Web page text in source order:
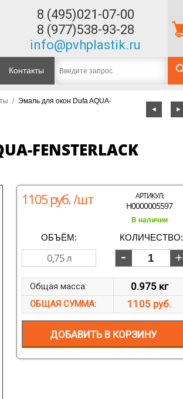
8 (495)021-07-00
8 (977)538-93-28
info@pvhplastik.ru
Контакты
/ Эмаль для окон Dufa AQUA-
◄ ►
FENSTERLACK
1105 руб./шт АРТИКУЛ:
Н0000005597
В наличии
ОБЪЁМ: КОЛИЧЕСТВО:
Общая масса: 0.975 кг
ОБЩАЯ СУММА: 1105 руб.
ДОБАВИТЬ В КОРЗИНУ